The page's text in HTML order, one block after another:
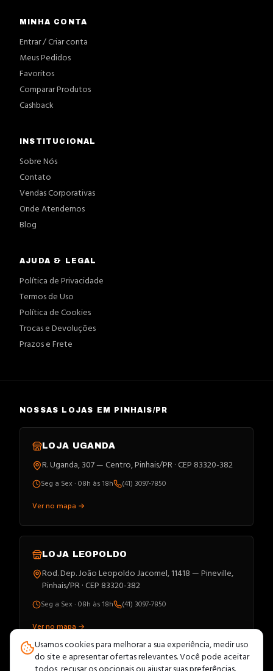
MINHA CONTA
Entrar / Criar conta
Meus Pedidos
Favoritos
Comparar Produtos
Cashback
INSTITUCIONAL
Sobre Nós
Contato
Vendas Corporativas
Onde Atendemos
Blog
AJUDA & LEGAL
Política de Privacidade
Termos de Uso
Política de Cookies
Trocas e Devoluções
Prazos e Frete
NOSSAS LOJAS EM PINHAIS/PR
LOJA UGANDA
R. Uganda, 307 — Centro, Pinhais/PR · CEP 83320-382
Seg a Sex · 08h às 18h
(41) 3097-7850
Ver no mapa →
LOJA LEOPOLDO
Rod. Dep. João Leopoldo Jacomel, 11418 — Pineville,
Pinhais/PR · CEP 83320-382
Seg a Sex · 08h às 18h
(41) 3097-7850
Ver no mapa →
Usamos cookies para melhorar a sua experiência, medir uso
do site e apresentar ofertas relevantes. Você pode aceitar